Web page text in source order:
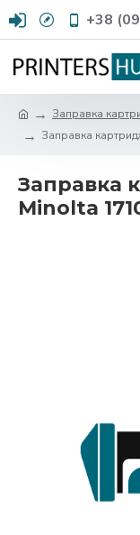
+38
Заправка
Заправка
Заправка
Minolta